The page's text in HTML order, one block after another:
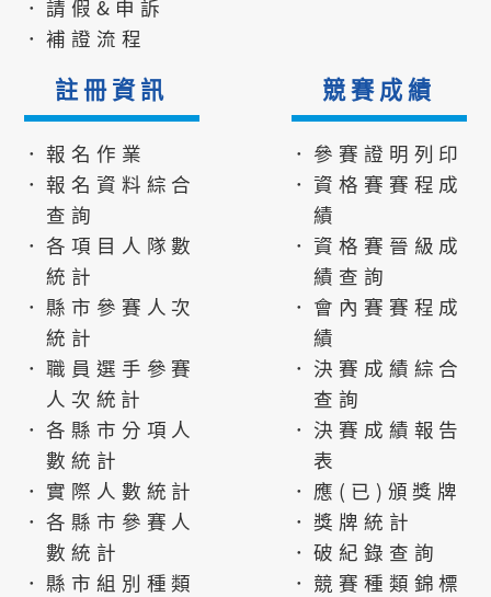
．請假&申訴
．補證流程
註冊資訊
．報名作業
．報名資料綜合
查詢
．各項目人隊數
統計
．縣市參賽人次
統計
．職員選手參賽
人次統計
．各縣市分項人
數統計
．實際人數統計
．各縣市參賽人
數統計
．縣市組別種類
競賽成績
．參賽證明列印
．資格賽賽程成
績
．資格賽晉級成
績查詢
．會內賽賽程成
績
．決賽成績綜合
查詢
．決賽成績報告
表
．應(已)頒獎牌
．獎牌統計
．破紀錄查詢
．競賽種類錦標